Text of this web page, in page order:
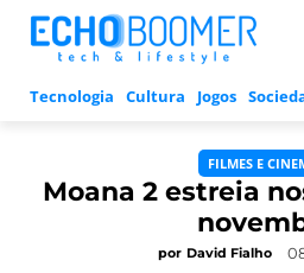
Tecnologia Cultura Jogos
FILMES E
Moana 2 estreia
por David Fialho